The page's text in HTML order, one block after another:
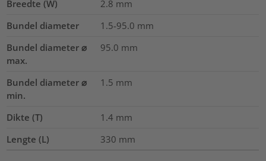
Breedte (W) 2.8 mm
Bundel diameter
1.5-95.0 mm
Bundel diameter ⌀
max.
95.0 mm
Bundel diameter ⌀
min.
1.5 mm
Dikte (T) 1.4 mm
Lengte (L)
330 mm